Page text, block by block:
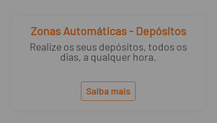
Zonas Automáticas - Depósitos
Realize os seus depósitos, todos os
dias, a qualquer hora.
Saiba mais